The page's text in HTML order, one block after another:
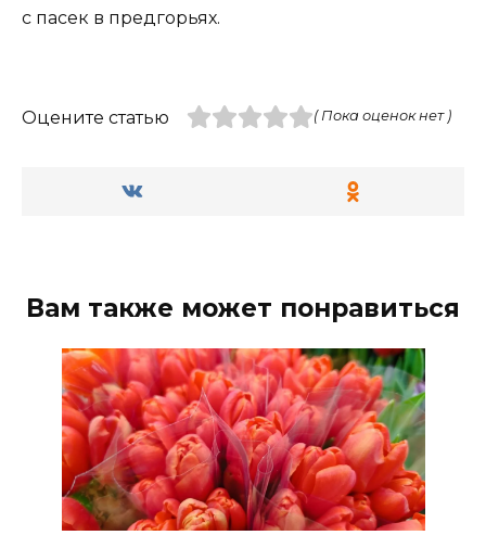
с пасек в предгорьях.
Оцените статью ( Пока оценок нет )
Вам также может понравиться